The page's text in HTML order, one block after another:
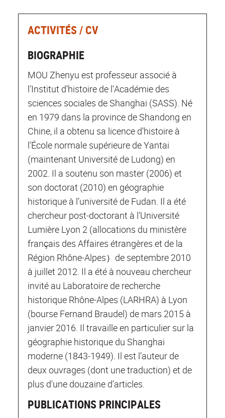
ACTIVITÉS / CV
BIOGRAPHIE
MOU Zhenyu est professeur associé à
l’Institut d’histoire de l’Académie des
sciences sociales de Shanghai (SASS). Né
en 1979 dans la province de Shandong en
Chine, il a obtenu sa licence d’histoire à
l’École normale supérieure de Yantai
(maintenant Université de Ludong) en
2002. Il a soutenu son master (2006) et
son doctorat (2010) en géographie
historique à l’université de Fudan. Il a été
chercheur post‐doctorant à l’Université
Lumière Lyon 2 (allocations du ministère
français des Affaires étrangères et de la
Région Rhône‐Alpes）de septembre 2010
à juillet 2012. Il a été à nouveau chercheur
invité au Laboratoire de recherche
historique Rhône‐Alpes (LARHRA) à Lyon
(bourse Fernand Braudel) de mars 2015 à
janvier 2016. Il travaille en particulier sur la
géographie historique du Shanghai
moderne (1843‐1949). Il est l’auteur de
deux ouvrages (dont une traduction) et de
plus d'une douzaine d’articles.
PUBLICATIONS PRINCIPALES